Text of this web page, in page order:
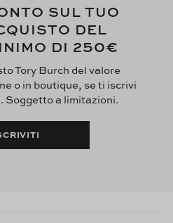
SUL TUO
DEL
DI 250€
Tory Burch del valore
o in boutique, se ti iscrivi
Soggetto a limitazioni.